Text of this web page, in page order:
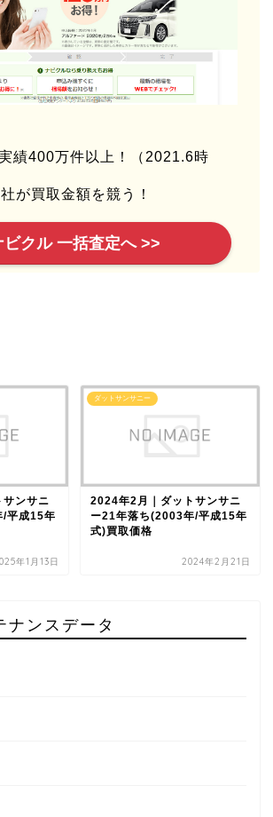
績400万件以上！（2021.6時
が買取金額を競う！
ビクル 一括査定へ >>
ンサニ
平成15年
年1月13日
ダットサンサニー
2024年2月｜ダットサンサニ
ー21年落ち(2003年/平成15年
式)買取価格
2024年2月21日
ナンスデータ